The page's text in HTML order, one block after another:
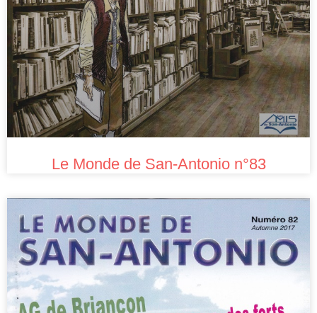
Le Monde de San-Antonio n°83